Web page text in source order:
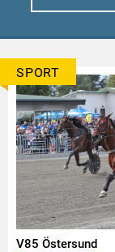
SPORT
V85 Östersund